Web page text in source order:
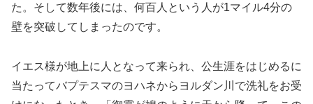
た。そして数年後には、何百人という人が1マイル4分の
壁を突破してしまったのです。
イエス様が地上に人となって来られ、公生涯をはじめるに
当たってバプテスマのヨハネからヨルダン川で洗礼をお受